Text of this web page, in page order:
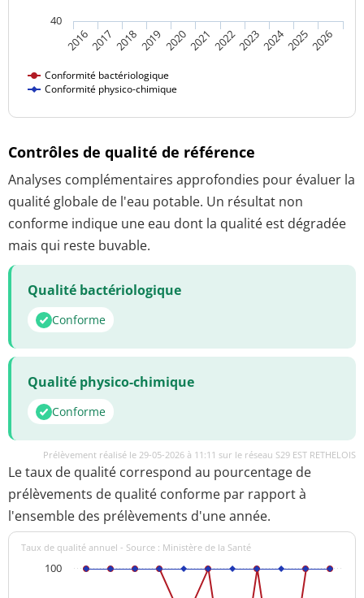
Conformité bactériologique
Conformité physico-chimique
20162017 201820192020202120222023202420252026
40
Contrôles de qualité de référence
Analyses complémentaires approfondies pour évaluer la
qualité globale de l'eau potable. Un résultat non
conforme indique une eau dont la qualité est dégradée
mais qui reste buvable.
Qualité bactériologique
Conforme
Qualité physico-chimique
Conforme
Prélèvement réalisé le 29-05-2026 à 11:11 sur le réseau S29 EST RETHELOIS
Le taux de qualité correspond au pourcentage de
prélèvements de qualité conforme par rapport à
l'ensemble des prélèvements d'une année.
Taux de qualité annuel - Source : Ministère de la Santé
100